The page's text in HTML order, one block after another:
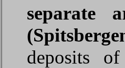
separate
deposits